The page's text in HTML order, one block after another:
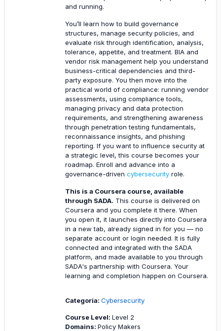
and running.
You’ll learn how to build governance
structures, manage security policies, and
evaluate risk through identification, analysis,
tolerance, appetite, and treatment. BIA and
vendor risk management help you understand
business-critical dependencies and third-
party exposure. You then move into the
practical world of compliance: running vendor
assessments, using compliance tools,
managing privacy and data protection
requirements, and strengthening awareness
through penetration testing fundamentals,
reconnaissance insights, and phishing
reporting. If you want to influence security at
a strategic level, this course becomes your
roadmap. Enroll and advance into a
governance-driven cybersecurity role.
This is a Coursera course, available
through SADA. This course is delivered on
Coursera and you complete it there. When
you open it, it launches directly into Coursera
in a new tab, already signed in for you — no
separate account or login needed. It is fully
connected and integrated with the SADA
platform, and made available to you through
SADA's partnership with Coursera. Your
learning and completion happen on Coursera.
Categoria: Cybersecurity
Course Level: Level 2
Domains: Policy Makers